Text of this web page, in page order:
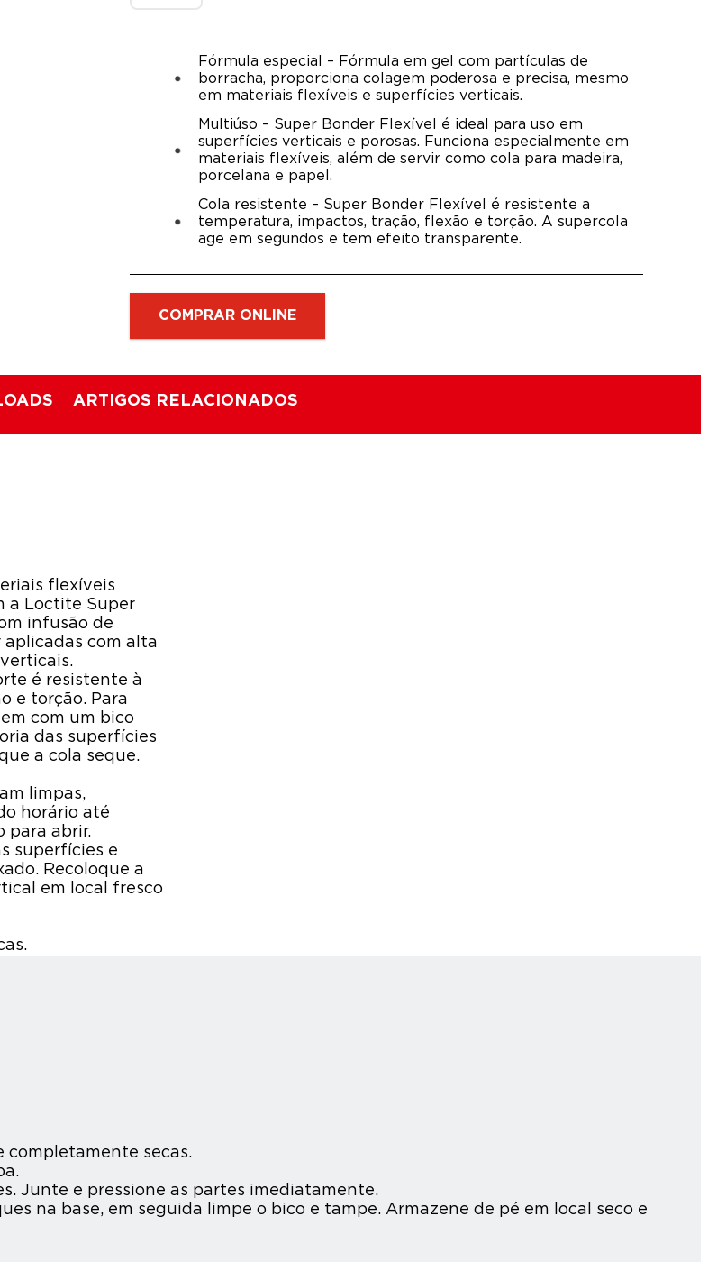
Fórmula especial – Fórmula em gel com partículas de
borracha, proporciona colagem poderosa e precisa, mesmo
em materiais flexíveis e superfícies verticais.
Multiúso – Super Bonder Flexível é ideal para uso em
superfícies verticais e porosas. Funciona especialmente em
materiais flexíveis, além de servir como cola para madeira,
porcelana e papel.
Cola resistente – Super Bonder Flexível é resistente a
temperatura, impactos, tração, flexão e torção. A supercola
age em segundos e tem efeito transparente.
COMPRAR ONLINE
ARTIGOS RELACIONADOS
flexíveis
a Loctite Super
infusão de
aplicadas com alta
é resistente à
e torção. Para
com um bico
das superfícies
a cola seque.
limpas,
horário até
para abrir.
superfícies e
Recoloque a
em local fresco
completamente secas.
Junte e pressione as partes imediatamente.
na base, em seguida limpe o bico e tampe. Armazene de pé em local seco e